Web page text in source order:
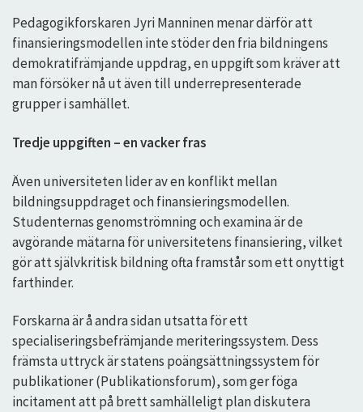
Pedagogikforskaren Jyri Manninen menar därför att
finansieringsmodellen inte stöder den fria bildningens
demokratifrämjande uppdrag, en uppgift som kräver att
man försöker nå ut även till underrepresenterade
grupper i samhället.
Tredje uppgiften – en vacker fras
Även universiteten lider av en konflikt mellan
bildningsuppdraget och finansieringsmodellen.
Studenternas genomströmning och examina är de
avgörande mätarna för universitetens finansiering, vilket
gör att självkritisk bildning ofta framstår som ett onyttigt
farthinder.
Forskarna är å andra sidan utsatta för ett
specialiseringsbefrämjande meriteringssystem. Dess
främsta uttryck är statens poängsättningssystem för
publikationer (Publikationsforum), som ger föga
incitament att på brett samhälleligt plan diskutera